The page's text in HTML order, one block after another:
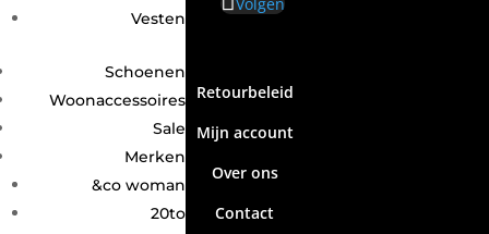
Vesten
Schoenen
Woonaccessoires
Sale
Merken
&co woman
20to
Retourbeleid
Mijn account
Over ons
Contact